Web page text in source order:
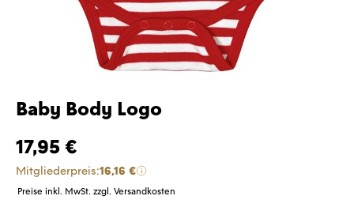
Baby Body Logo
17,95 €
Mitgliederpreis:16,16 €
Preise inkl. MwSt. zzgl. Versandkosten